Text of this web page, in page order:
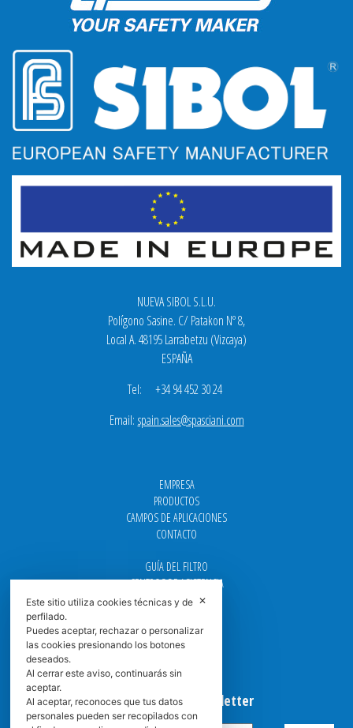
NUEVA SIBOL S.L.U.
Polígono Sasine. C/ Patakon Nº 8,
Local A. 48195 Larrabetzu (Vizcaya)
ESPAÑA
Tel: +34 94 452 30 24
Email: spain.sales@spasciani.com
EMPRESA
PRODUCTOS
CAMPOS DE APLICACIONES
CONTACTO
GUÍA DEL FILTRO
CENTROS DE ASISTENCIA
DOWNLOAD
FAQ
CARRERA
GRADUADAS
Suscribirse a la Newsletter
✕
Este sitio utiliza cookies técnicas y de
perfilado.
Puedes aceptar, rechazar o personalizar
las cookies presionando los botones
deseados.
Al cerrar este aviso, continuarás sin
aceptar.
Al aceptar, reconoces que tus datos
personales pueden ser recopilados con